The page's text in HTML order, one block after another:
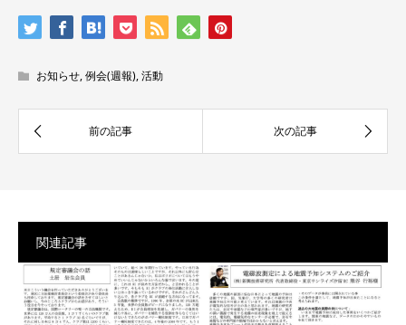
お知らせ,例会(週報),活動
関連記事